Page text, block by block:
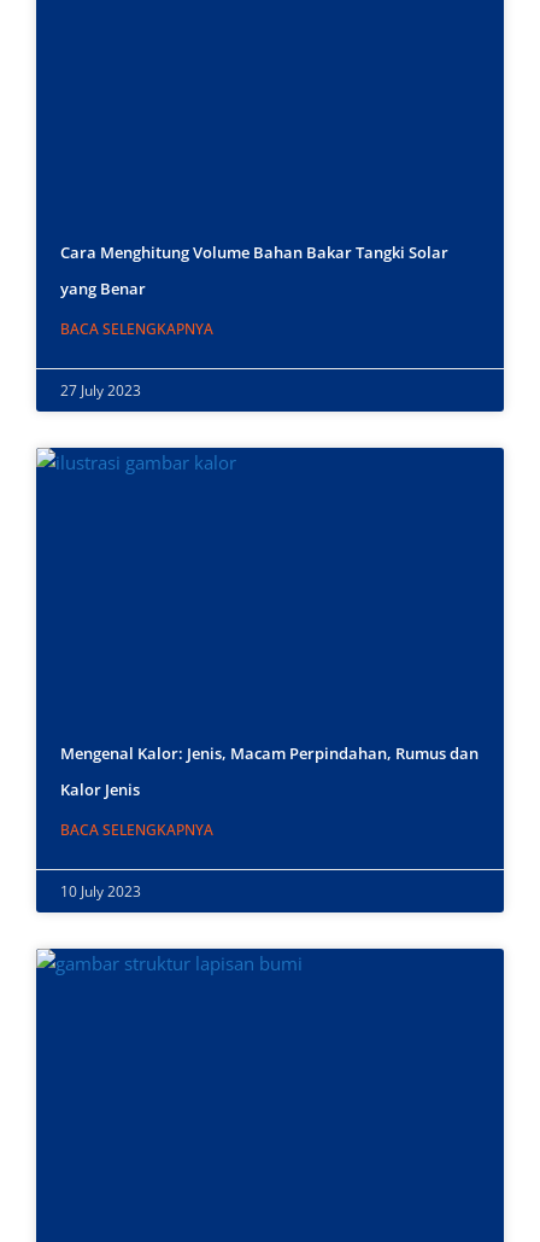
Cara Menghitung Volume Bahan Bakar Tangki Solar
yang Benar
BACA SELENGKAPNYA
27 July 2023
Mengenal Kalor: Jenis, Macam Perpindahan, Rumus dan
Kalor Jenis
BACA SELENGKAPNYA
10 July 2023